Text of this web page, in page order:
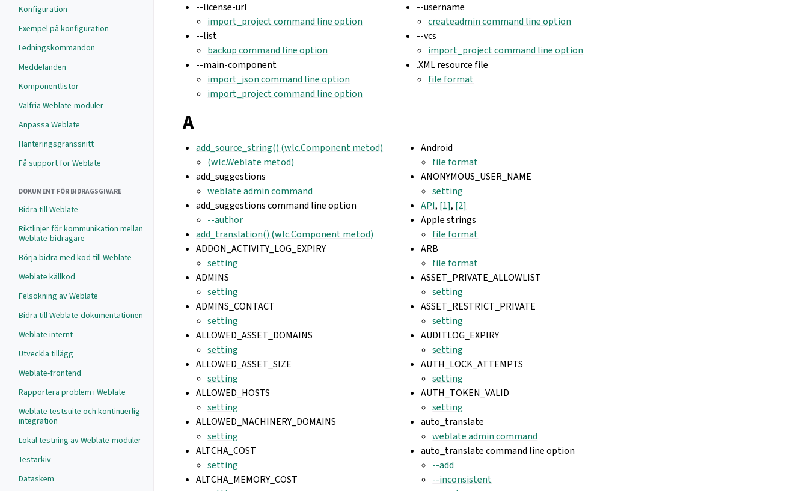
Konfiguration
Exempel på konfiguration
Ledningskommandon
Meddelanden
Komponentlistor
Valfria Weblate-moduler
Anpassa Weblate
Hanteringsgränssnitt
Få support för Weblate
DOKUMENT FÖR BIDRAGSGIVARE
Bidra till Weblate
Riktlinjer för kommunikation mellan
Weblate-bidragare
Börja bidra med kod till Weblate
Weblate källkod
Felsökning av Weblate
Bidra till Weblate-dokumentationen
Weblate internt
Utveckla tillägg
Weblate-frontend
Rapportera problem i Weblate
Weblate testsuite och kontinuerlig
integration
Lokal testning av Weblate-moduler
Testarkiv
Dataskem
--license-url
import_project command line option
--list
backup command line option
--main-component
import_json command line option
import_project command line option
--username
createadmin command line option
--vcs
import_project command line option
.XML resource file
file format
A
add_source_string() (wlc.Component metod)
(wlc.Weblate metod)
add_suggestions
weblate admin command
add_suggestions command line option
--author
add_translation() (wlc.Component metod)
ADDON_ACTIVITY_LOG_EXPIRY
setting
ADMINS
setting
ADMINS_CONTACT
setting
ALLOWED_ASSET_DOMAINS
setting
ALLOWED_ASSET_SIZE
setting
ALLOWED_HOSTS
setting
ALLOWED_MACHINERY_DOMAINS
setting
ALTCHA_COST
setting
ALTCHA_MEMORY_COST
Android
file format
ANONYMOUS_USER_NAME
setting
API, [1], [2]
Apple strings
file format
ARB
file format
ASSET_PRIVATE_ALLOWLIST
setting
ASSET_RESTRICT_PRIVATE
setting
AUDITLOG_EXPIRY
setting
AUTH_LOCK_ATTEMPTS
setting
AUTH_TOKEN_VALID
setting
auto_translate
weblate admin command
auto_translate command line option
--add
--inconsistent